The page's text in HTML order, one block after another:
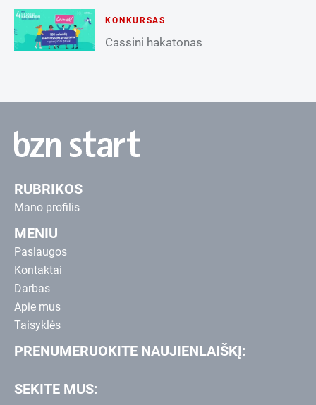
KONKURSAS
Cassini hakatonas
RUBRIKOS
Mano profilis
MENIU
Paslaugos
Kontaktai
Darbas
Apie mus
Taisyklės
PRENUMERUOKITE NAUJIENLAIŠKĮ:
SEKITE MUS: